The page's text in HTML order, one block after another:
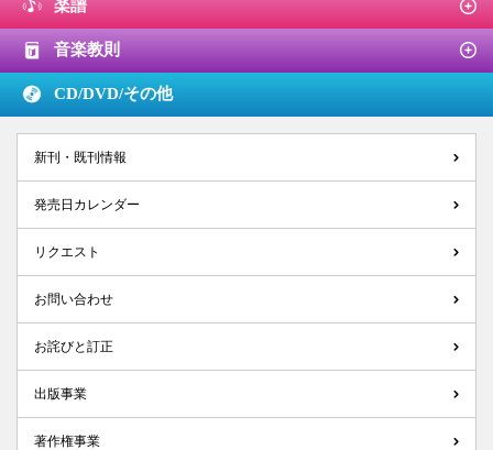
楽譜
音楽教則
CD/DVD/その他
新刊・既刊情報
発売日カレンダー
リクエスト
お問い合わせ
お詫びと訂正
出版事業
著作権事業